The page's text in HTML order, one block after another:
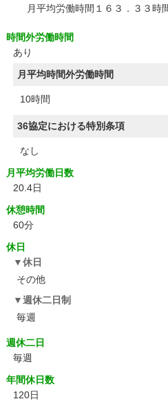
月平均労働時間１６３．３３時
時間外労働時間
あり
月平均時間外労働時間
10時間
36協定における特別条項
なし
月平均労働日数
20.4日
休憩時間
60分
休日
休日
その他
週休二日制
毎週
週休二日
毎週
年間休日数
120日